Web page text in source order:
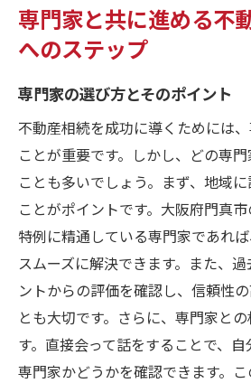
専門家と共に進める不
へのステップ
専門家の選び方とそのポイント
不動産相続を成功に導くためには
ことが重要です。しかし、どの専
ことも多いでしょう。まず、地域
ことがポイントです。大阪府門真
特例に精通している専門家であれ
スムーズに解決できます。また、
ントからの評価を確認し、信頼性
とも大切です。さらに、専門家と
す。直接会って話をすることで、
専門家かどうかを確認できます。